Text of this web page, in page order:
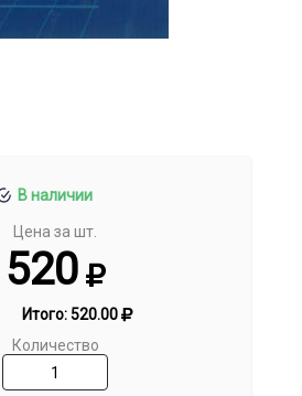
В наличии
Цена за шт.
520
Итого:520.00
Количество